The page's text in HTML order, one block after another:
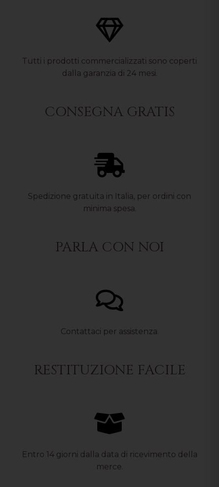
Tutti i prodotti commercializzati sono coperti
dalla garanzia di 24 mesi.
CONSEGNA GRATIS
Spedizione gratuita in Italia, per ordini con
minima spesa.
PARLA CON NOI
Contattaci per assistenza.
RESTITUZIONE FACILE
Entro 14 giorni dalla data di ricevimento della
merce.